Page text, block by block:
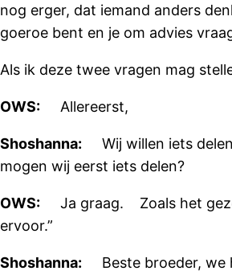
nog erger, dat iemand anders
goeroe bent en je om advies
Als ik deze twee vragen mag
OWS: Allereerst,
Shoshanna: Wij willen iets
mogen wij eerst iets delen?
OWS: Ja graag. Zoals het
ervoor.”
Shoshanna: Beste broeder, we